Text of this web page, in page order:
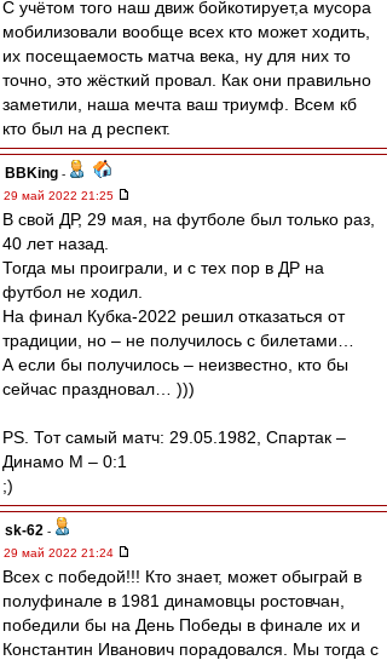
С учётом того наш движ бойкотирует,а мусора
мобилизовали вообще всех кто может ходить,
их посещаемость матча века, ну для них то
точно, это жёсткий провал. Как они правильно
заметили, наша мечта ваш триумф. Всем кб
кто был на д респект.
BBKing -
29 май 2022 21:25
В свой ДР, 29 мая, на футболе был только раз,
40 лет назад.
Тогда мы проиграли, и с тех пор в ДР на
футбол не ходил.
На финал Кубка-2022 решил отказаться от
традиции, но – не получилось с билетами…
А если бы получилось – неизвестно, кто бы
сейчас праздновал… )))
PS. Тот самый матч: 29.05.1982, Спартак –
Динамо М – 0:1
;)
sk-62 -
29 май 2022 21:24
Всех с победой!!! Кто знает, может обыграй в
полуфинале в 1981 динамовцы ростовчан,
победили бы на День Победы в финале их и
Константин Иванович порадовался. Мы тогда с